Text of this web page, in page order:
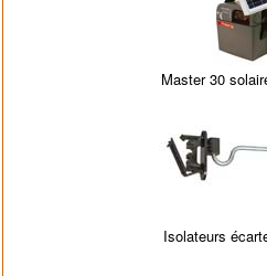
Master 30
Isolateurs